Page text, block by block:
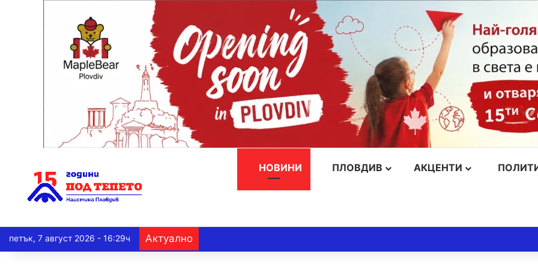
НОВИНИ ПЛОВДИВ АКЦЕНТИ
петък, 7 август 2026 - 16:29ч Актуално